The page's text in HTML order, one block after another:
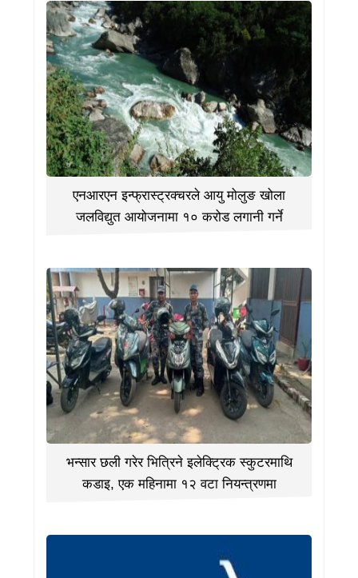
एनआरएन इन्फ्रास्ट्रक्चरले आयु मोलुङ खोला
जलविद्युत आयोजनामा १० करोड लगानी गर्ने
भन्सार छली गरेर भित्रिने इलेक्ट्रिक स्कुटरमाथि
कडाइ, एक महिनामा १२ वटा नियन्त्रणमा